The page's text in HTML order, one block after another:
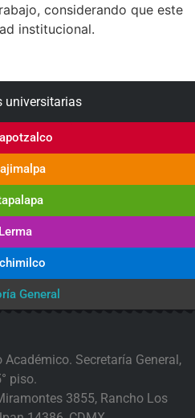
considerando que este
institucional.
universitarias
Lerma
General
Secretaría General,
piso.
3855, Rancho Los